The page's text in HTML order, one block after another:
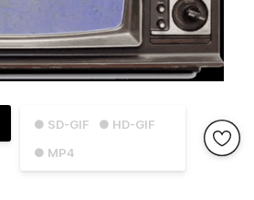
● SD-GIF
● HD-GIF
● MP4